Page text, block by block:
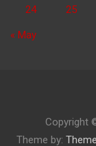
24 25
« May
Copyright
Theme by: